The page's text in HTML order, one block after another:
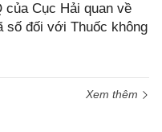
của Cục Hải quan về
số đối với Thuốc không
Xem thêm